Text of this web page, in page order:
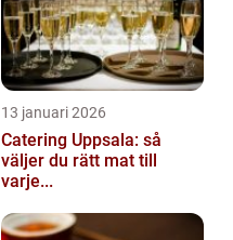
13 januari 2026
Catering Uppsala: så
väljer du rätt mat till
varje...